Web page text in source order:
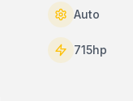
Auto
715hp